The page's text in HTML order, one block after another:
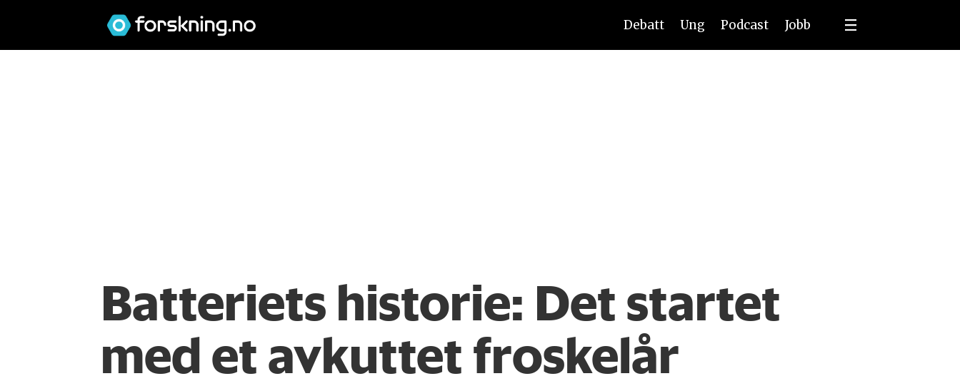
Debatt Ung Podcast Jobb
Batteriets historie: Det startet
med et avkuttet froskelår